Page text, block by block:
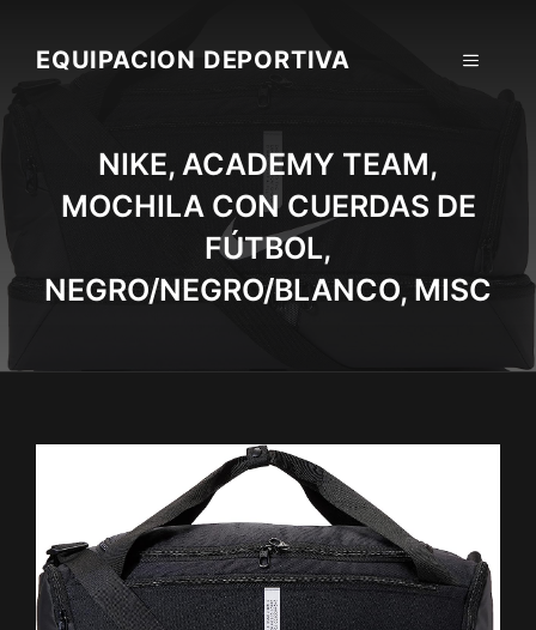
contentEQUIPACION DEPORTIVA MENU
NIKE, ACADEMY TEAM,
MOCHILA CON CUERDAS DE
FÚTBOL,
NEGRO/NEGRO/BLANCO, MISC